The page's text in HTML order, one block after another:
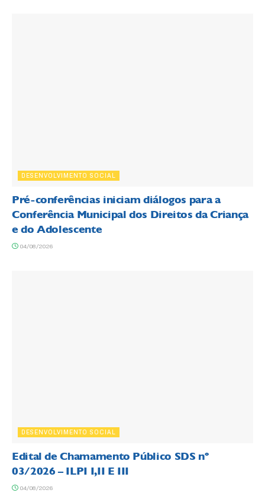
DESENVOLVIMENTO SOCIAL
Pré-conferências iniciam diálogos para a
Conferência Municipal dos Direitos da Criança
e do Adolescente
04/08/2026
DESENVOLVIMENTO SOCIAL
Edital de Chamamento Público SDS nº
03/2026 – ILPI I,II E III
04/08/2026